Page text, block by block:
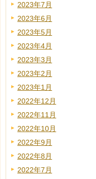
2023年7月
2023年6月
2023年5月
2023年4月
2023年3月
2023年2月
2023年1月
2022年12月
2022年11月
2022年10月
2022年9月
2022年8月
2022年7月